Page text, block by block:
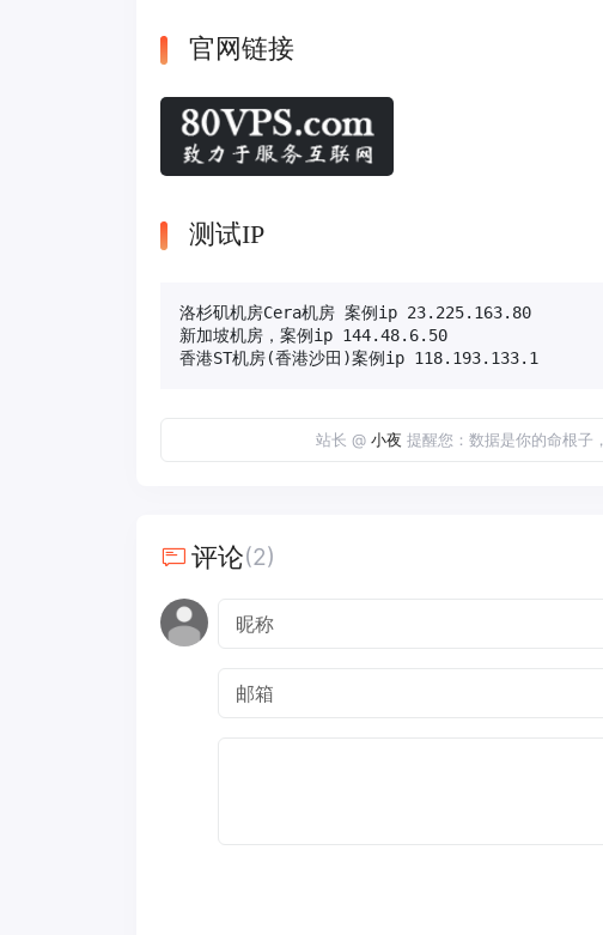
官网链接
测试IP
洛杉矶机房Cera机房 案例ip 23.225.163.80
新加坡机房，案例ip 144.48.6.50
香港ST机房(香港沙田)案例ip 118.193.133.1
站长 @ 小夜 提醒您：数据是你的命根子
评论(2)